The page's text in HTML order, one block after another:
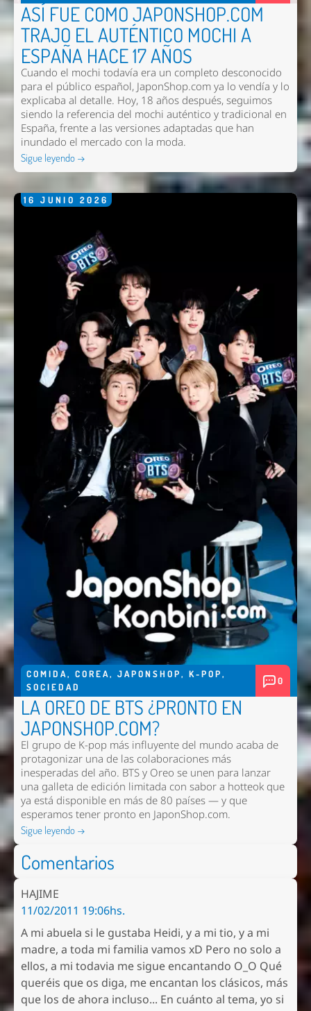
ASÍ FUE COMO JAPONSHOP.COM
TRAJO EL AUTÉNTICO MOCHI A
ESPAÑA HACE 17 AÑOS
Cuando el mochi todavía era un completo desconocido
para el público español, JaponShop.com ya lo vendía y lo
explicaba al detalle. Hoy, 18 años después, seguimos
siendo la referencia del mochi auténtico y tradicional en
España, frente a las versiones adaptadas que han
inundado el mercado con la moda.
Sigue leyendo →
16 JUNIO 2026
COMIDA, COREA, JAPONSHOP, K-POP,
SOCIEDAD
0
LA OREO DE BTS ¿PRONTO EN
JAPONSHOP.COM?
El grupo de K-pop más influyente del mundo acaba de
protagonizar una de las colaboraciones más
inesperadas del año. BTS y Oreo se unen para lanzar
una galleta de edición limitada con sabor a hotteok que
ya está disponible en más de 80 países — y que
esperamos tener pronto en JaponShop.com.
Sigue leyendo →
Comentarios
HAJIME
11/02/2011 19:06hs.
A mi abuela si le gustaba Heidi, y a mi tio, y a mi
madre, a toda mi familia vamos xD Pero no solo a
ellos, a mi todavia me sigue encantando O_O Qué
queréis que os diga, me encantan los clásicos, más
que los de ahora incluso... En cuánto al tema, yo si